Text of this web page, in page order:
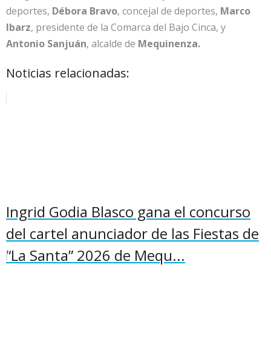
deportes, Débora Bravo, concejal de deportes, Marco
Ibarz, presidente de la Comarca del Bajo Cinca, y
Antonio Sanjuán, alcalde de Mequinenza.
Noticias relacionadas:
Ingrid Godia Blasco gana el concurso
del cartel anunciador de las Fiestas de
“La Santa” 2026 de Mequ...